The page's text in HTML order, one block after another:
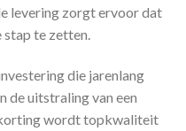
levering zorgt ervoor dat
stap te zetten.
die jarenlang
de uitstraling van een
wordt topkwaliteit